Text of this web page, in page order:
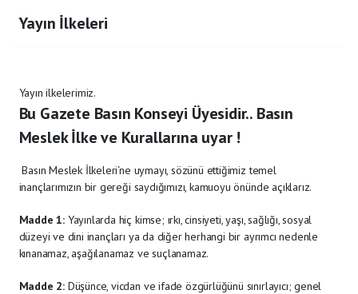
Yayın İlkeleri
Yayın ilkelerimiz.
Bu Gazete Basın Konseyi Üyesidir.. Basın
Meslek İlke ve Kurallarına uyar !
Basın Meslek İlkeleri‘ne uymayı, sözünü ettiğimiz temel
inançlarımızın bir gereği saydığımızı, kamuoyu önünde açıklarız.
Madde 1: Yayınlarda hiç kimse; ırkı, cinsiyeti, yaşı, sağlığı, sosyal
düzeyi ve dini inançları ya da diğer herhangi bir ayrımcı nedenle
kınanamaz, aşağılanamaz ve suçlanamaz.
Madde 2: Düşünce, vicdan ve ifade özgürlüğünü sınırlayıcı; genel